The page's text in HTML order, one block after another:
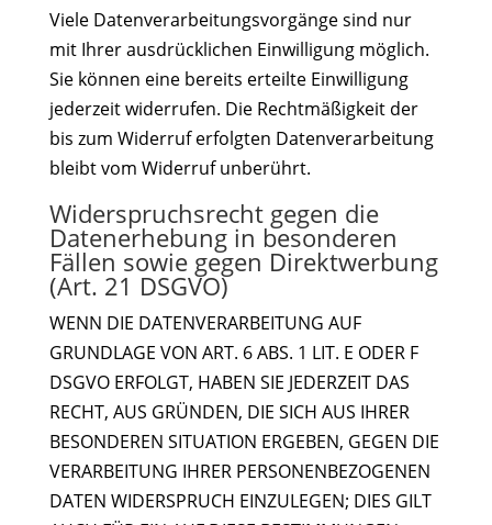
Viele Datenverarbeitungsvorgänge sind nur
mit Ihrer ausdrücklichen Einwilligung möglich.
Sie können eine bereits erteilte Einwilligung
jederzeit widerrufen. Die Rechtmäßigkeit der
bis zum Widerruf erfolgten Datenverarbeitung
bleibt vom Widerruf unberührt.
Widerspruchsrecht gegen die
Datenerhebung in besonderen
Fällen sowie gegen Direktwerbung
(Art. 21 DSGVO)
WENN DIE DATENVERARBEITUNG AUF
GRUNDLAGE VON ART. 6 ABS. 1 LIT. E ODER F
DSGVO ERFOLGT, HABEN SIE JEDERZEIT DAS
RECHT, AUS GRÜNDEN, DIE SICH AUS IHRER
BESONDEREN SITUATION ERGEBEN, GEGEN DIE
VERARBEITUNG IHRER PERSONENBEZOGENEN
DATEN WIDERSPRUCH EINZULEGEN; DIES GILT